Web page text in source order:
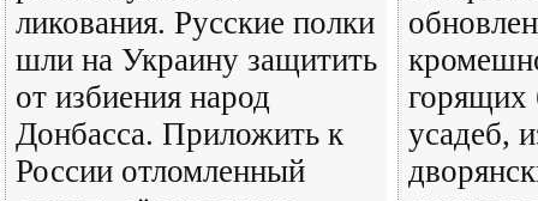
ликования. Русские полки
шли на Украину защитить
от избиения народ
Донбасса. Приложить к
России отломленный
горящих
усадеб,